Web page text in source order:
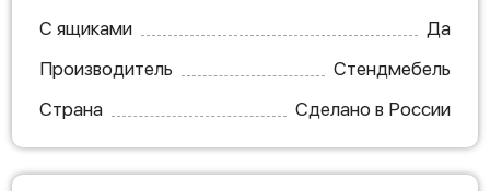
С ящиками
Да
Производитель
Стендмебель
Страна
Сделано в России